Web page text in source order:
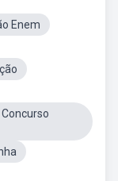
Enem